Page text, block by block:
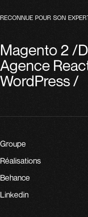
RECONNUE POUR SON
Magento 2/
Agence
WordPress/
Groupe
Réalisations
Behance
Linkedin